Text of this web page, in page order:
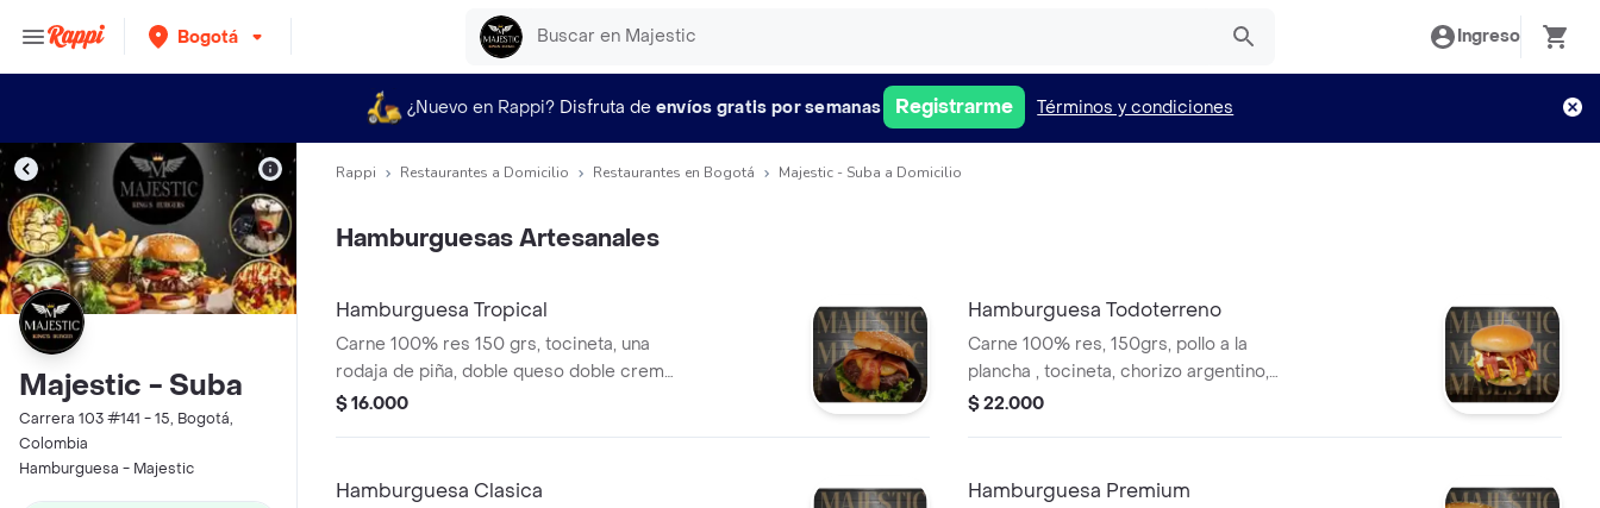
Bogotá Ingreso
¿Nuevo en Rappi? Disfruta de envíos gratis por semanas Registrarme Términos y condiciones
Majestic - Suba
Carrera 103 #141 - 15, Bogotá,
Colombia
Hamburguesa - Majestic
Rappi Restaurantes a Domicilio Restaurantes en Bogotá Majestic - Suba a Domicilio
Hamburguesas Artesanales
Hamburguesa Tropical
Carne 100% res 150 grs, tocineta, una
rodaja de piña, doble queso doble crema,
lechuga, tomate, cebolla grille, salsas de
$ 16.000
Hamburguesa Todoterreno
Carne 100% res, 150grs, pollo a la
plancha , tocineta, chorizo argentino,
huevo de codorniz, doble queso doble
$ 22.000
Hamburguesa Clasica Hamburguesa Premium